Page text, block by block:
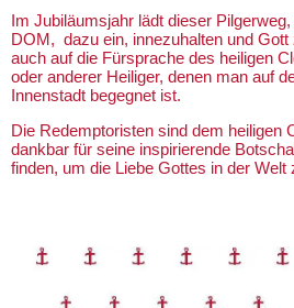
Im Jubiläumsjahr lädt dieser
DOM, dazu ein, innezuhalten und Gott
auch auf die Fürsprache des heiligen
oder anderer Heiliger, denen man auf
Innenstadt begegnet ist.
Die Redemptoristen sind dem heiligen
dankbar für seine inspirierende
finden, um die Liebe Gottes in der Welt